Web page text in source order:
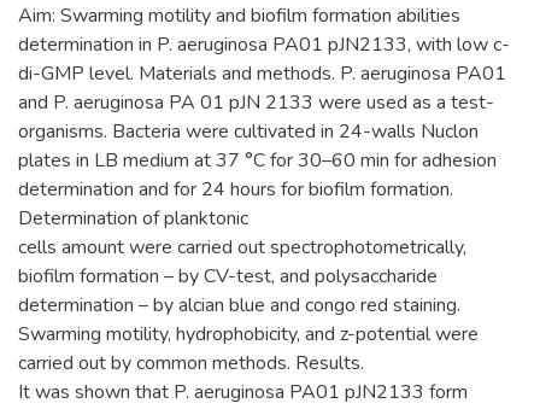
Aim: Swarming motility and biofilm formation abilities
determination in P. aeruginosa PA01 pJN2133, with low c-
di-GMP level. Materials and methods. P. aeruginosa PA01
and P. aeruginosa PA 01 pJN 2133 were used as a test-
organisms. Bacteria were cultivated in 24-walls Nuclon
plates in LB medium at 37 °С for 30–60 min for adhesion
determination and for 24 hours for biofilm formation.
Determination of planktonic
cells amount were carried out spectrophotometrically,
biofilm formation – by CV-test, and polysaccharide
determination – by alcian blue and congo red staining.
Swarming motility, hydrophobicity, and z-potential were
carried out by common methods. Results.
It was shown that P. aeruginosa PA01 pJN2133 form